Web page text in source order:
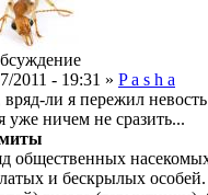
2011 - 19:31 » P a s h a
вряд-ли я пережил
уже ничем не сразить...
общественных
и бескрылых